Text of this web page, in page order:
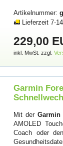
Artikelnummer:
Lieferzeit 7-
229,00
inkl. MwSt. zzgl.
Garmin
Mit der Garmin
AMOLED
Coach oder